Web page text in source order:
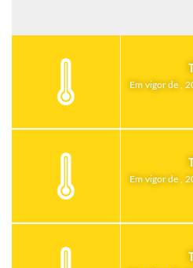
Em vigor de ,
Em vigor de ,